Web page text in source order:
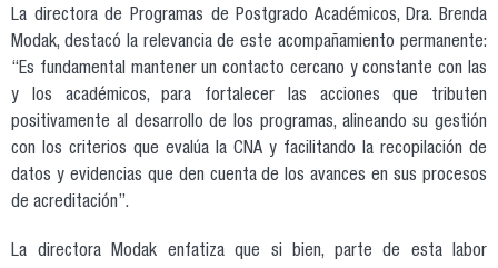
La directora de Programas de Postgrado Académicos, Dra. Brenda
Modak, destacó la relevancia de este acompañamiento permanente:
“Es fundamental mantener un contacto cercano y constante con las
y los académicos, para fortalecer las acciones que tributen
positivamente al desarrollo de los programas, alineando su gestión
con los criterios que evalúa la CNA y facilitando la recopilación de
datos y evidencias que den cuenta de los avances en sus procesos
de acreditación”.
La directora Modak enfatiza que si bien, parte de esta labor